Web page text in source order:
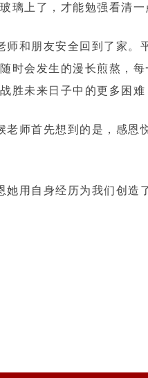
璃上了，才能勉强看清
和朋友安全回到了家。
时会发生的漫长煎熬，
胜未来日子中的更多困难
师首先想到的是，感恩
用自身经历为我们创造